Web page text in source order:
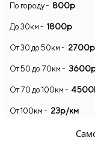
По городу - 800р
До 30км - 1800р
От 30 до 50км - 2700р
От 50 до 70км -
От 70 до 100км -
От 100км - 23р/км